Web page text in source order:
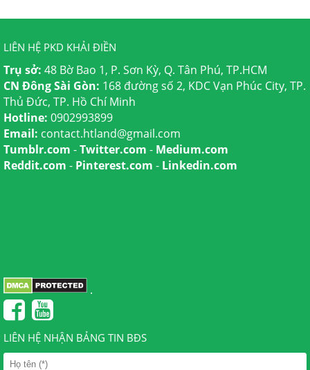
LIÊN HỆ PKD KHẢI ĐIỀN
Trụ sở: 48 Bờ Bao 1, P. Sơn Kỳ, Q. Tân Phú, TP.HCM
CN Đông Sài Gòn: 168 đường số 2, KDC Vạn Phúc City, TP.
Thủ Đức, TP. Hồ Chí Minh
Hotline: 0902993899
Email: contact.htland@gmail.com
Tumblr.com -Twitter.com - Medium.com
Reddit.com - Pinterest.com - Linkedin.com
.
LIÊN HỆ NHẬN BẢNG TIN BĐS